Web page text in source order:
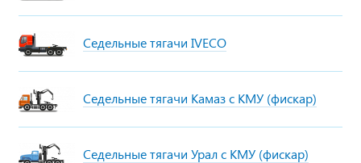
Седельные тягачи IVECO
Седельные тягачи Камаз с КМУ (фискар)
Седельные тягачи Урал с КМУ (фискар)